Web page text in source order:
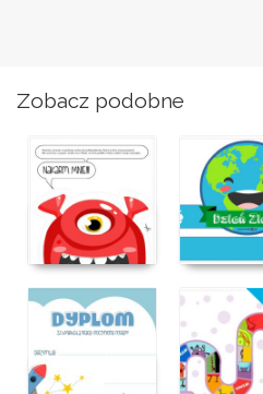
Zobacz podobne